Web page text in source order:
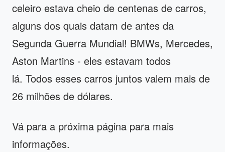
celeiro estava cheio de centenas de carros,
alguns dos quais datam de antes da
Segunda Guerra Mundial! BMWs, Mercedes,
Aston Martins - eles estavam todos
lá. Todos esses carros juntos valem mais de
26 milhões de dólares.
Vá para a próxima página para mais
informações.